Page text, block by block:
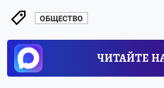
ОБЩЕСТВО
ЧИТАЙТЕ